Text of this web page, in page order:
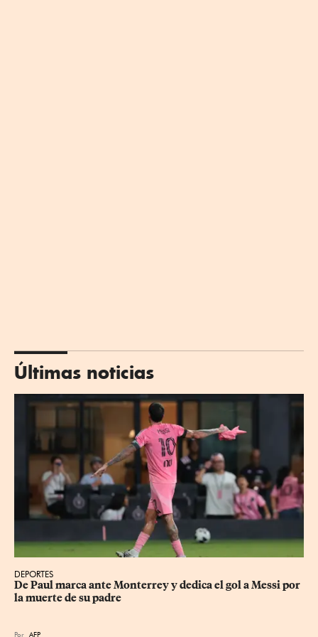
Últimas noticias
DEPORTES
De Paul marca ante Monterrey y dedica el gol a Messi por
la muerte de su padre
Por AFP